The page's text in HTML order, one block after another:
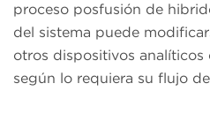
proceso posfusión de
del sistema puede
otros dispositivos
según lo requiera su flujo